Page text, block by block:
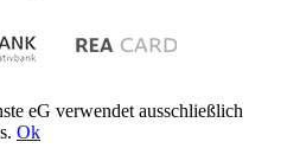
eG verwendet ausschließlich
Ok